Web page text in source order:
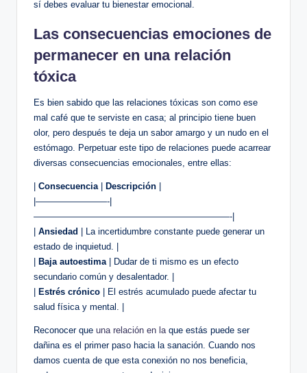
sí debes evaluar tu bienestar emocional.
Las consecuencias emociones de
permanecer en una relación
tóxica
Es bien sabido que las relaciones tóxicas son como ese
mal café que te serviste en casa; al principio tiene buen
olor, pero después te deja un sabor amargo y un nudo en el
estómago. Perpetuar este tipo de relaciones puede acarrear
diversas consecuencias emocionales, entre ellas:
Consecuencia| Descripción
|————————-|
——————————————————————-|
Ansiedad
| La incertidumbre constante puede generar un
estado de inquietud. |
Baja autoestima| Dudar de ti mismo es un efecto
secundario común y desalentador. |
Estrés crónico | El estrés acumulado puede afectar tu
salud física y mental. |
Reconocer que una relación en laque estás puede ser
dañina es el primer paso hacia la sanación. Cuando nos
damos cuenta de que esta conexión no nos beneficia,